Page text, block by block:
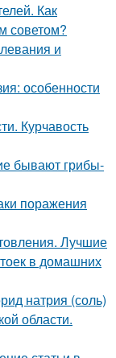
Как
советом?
и
особенности
Курчавость
бывают грибы-
поражения
Лучшие
в домашних
натрия (соль)
области.